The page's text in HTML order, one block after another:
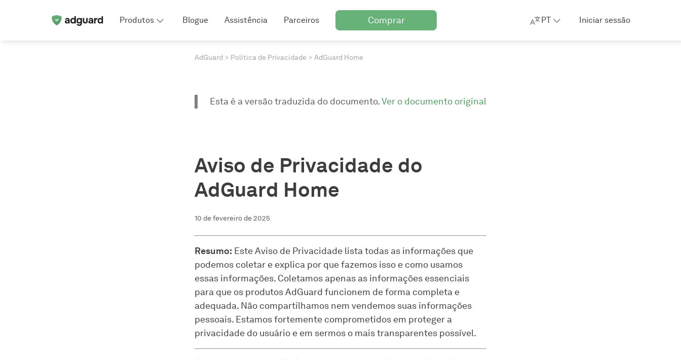
Produtos Blogue Assistência Parceiros Comprar PT Iniciar sessão
AdGuard Política de Privacidade AdGuard Home
Esta é a versão traduzida do documento.Ver o documento original
Aviso de Privacidade do
AdGuard Home
10 de fevereiro de 2025
Resumo: Este Aviso de Privacidade lista todas as informações que
podemos coletar e explica por que fazemos isso e como usamos
essas informações. Coletamos apenas as informações essenciais
para que os produtos AdGuard funcionem de forma completa e
adequada. Não compartilhamos nem vendemos suas informações
pessoais. Estamos fortemente comprometidos em proteger a
privacidade do usuário e em sermos o mais transparentes possível.